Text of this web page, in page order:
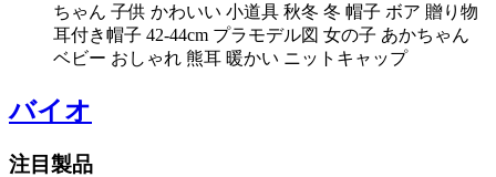
ちゃん 子供 かわいい 小道具 秋冬 冬 帽子 ボア 贈り物
耳付き帽子 42-44cm プラモデル図 女の子 あかちゃん
ベビー おしゃれ 熊耳 暖かい ニットキャップ
バイオ
注目製品